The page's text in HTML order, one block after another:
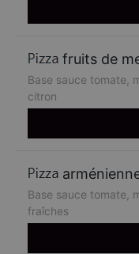
fruits de
Base sauce tomate,
citron
Base sauce tomate,
fraîches